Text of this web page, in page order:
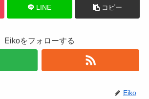
LINE コピー
Eikoをフォローする
Eiko